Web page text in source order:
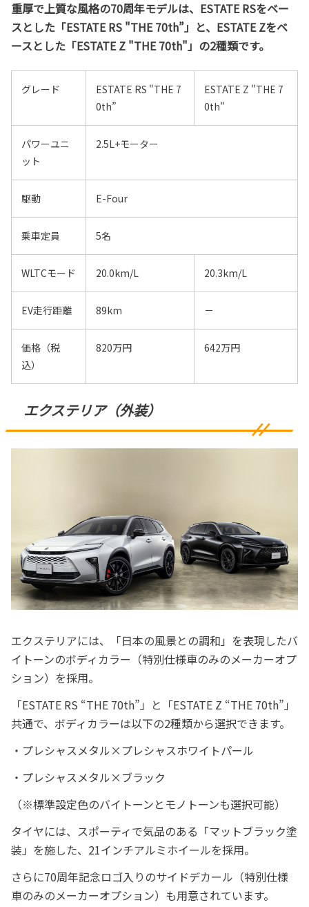
重厚で上質な風格の70周年モデルは、ESTATE RSをベー
スとした「ESTATE RS "THE 70th”」と、ESTATE Zをベ
ースとした「ESTATE Z "THE 70th"」の2種類です。
グレード
ESTATE RS "THE 7
0th”
ESTATE Z "THE 7
0th"
パワーユニ
ット
2.5L+モーター
駆動 E-Four
乗車定員 5名
WLTCモード 20.0km/L 20.3km/L
EV走行距離 89km －
価格（税
込）
820万円 642万円
エクステリア（外装）
エクステリアには、「日本の風景との調和」を表現したバ
イトーンのボディカラー（特別仕様車のみのメーカーオプ
ション）を採用。
「ESTATE RS “THE 70th”」と「ESTATE Z “THE 70th”」
共通で、ボディカラーは以下の2種類から選択できます。
・プレシャスメタル×プレシャスホワイトパール
・プレシャスメタル×ブラック
（※標準設定色のバイトーンとモノトーンも選択可能）
タイヤには、スポーティで気品のある「マットブラック塗
装」を施した、21インチアルミホイールを採用。
さらに70周年記念ロゴ入りのサイドデカール（特別仕様
車のみのメーカーオプション）も用意されています。